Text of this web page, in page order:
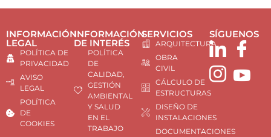
INFORMACIÓN
LEGAL
POLÍTICA DE
PRIVACIDAD
AVISO
LEGAL
POLÍTICA
DE
COOKIES
INFORMACIÓN
DE INTERÉS
POLÍTICA
DE
CALIDAD,
GESTIÓN
AMBIENTAL
Y SALUD
EN EL
TRABAJO
SERVICIOS
ARQUITECTURA
OBRA
CIVIL
CÁLCULO DE
ESTRUCTURAS
DISEÑO DE
INSTALACIONES
DOCUMENTACIONES
SÍGUENOS